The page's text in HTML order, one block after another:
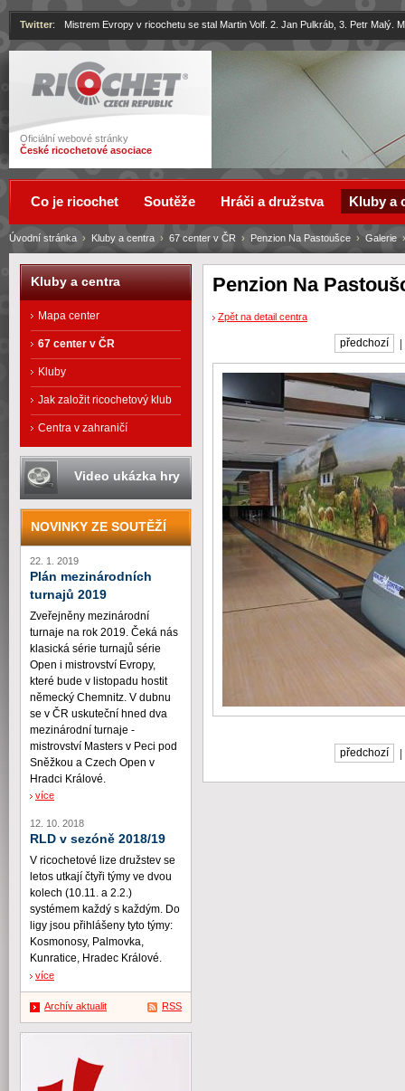
Ricochet
Oficiální webové stránky
České ricochetové asociace
Twitter: Mistrem Evropy v ricochetu se stal Martin Volf. 2. Jan Pulkráb, 3. Petr Malý.
Penzion Na
Zpět na detail centra
předchozí
předchozí
Úvodní stránka › Kluby a centra › 67 center v ČR › Penzion Na Pastoušce › Galerie
Co je ricochet Soutěže Hráči a družstva Kluby a
Kluby a centra
Mapa center
67 center v ČR
Kluby
Jak založit ricochetový klub
Centra v zahraničí
Video ukázka hry
NOVINKY ZE SOUTĚŽÍ
22. 1. 2019
Plán mezinárodních
turnajů 2019
Zveřejněny mezinárodní
turnaje na rok 2019. Čeká nás
klasická série turnajů série
Open i mistrovství Evropy,
které bude v listopadu hostit
německý Chemnitz. V dubnu
se v ČR uskuteční hned dva
mezinárodní turnaje -
mistrovství Masters v Peci pod
Sněžkou a Czech Open v
Hradci Králové.
více
12. 10. 2018
RLD v sezóně 2018/19
V ricochetové lize družstev se
letos utkají čtyři týmy ve dvou
kolech (10.11. a 2.2.)
systémem každý s každým. Do
ligy jsou přihlášeny tyto týmy:
Kosmonosy, Palmovka,
Kunratice, Hradec Králové.
více
Archív aktualit RSS